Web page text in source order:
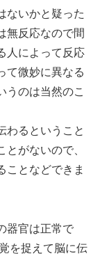
ないかと疑った
無反応なので間
人によって反応
て微妙に異なる
うのは当然のこ
わるということ
がないので、
ことなどできま
器官は正常で
を捉えて脳に伝